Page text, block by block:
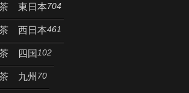
東日本704
西日本461
四国 102
九州 70